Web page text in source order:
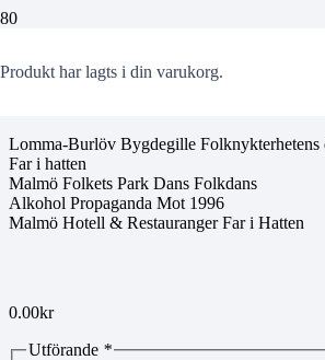
Produkt har lagts i din varukorg.
00184258
Lomma-Burlöv Bygdegille Folknykterhetens
Far i hatten
Malmö Folkets Park Dans Folkdans
Alkohol Propaganda Mot 1996
Malmö Hotell & Restauranger Far i Hatten
0.00kr
Utförande *